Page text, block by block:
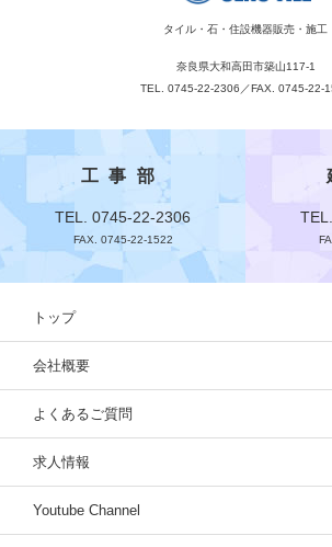
タイル・石・住設機器販売・施工
奈良県大和高田市築山117-1
TEL. 0745-22-2306／FAX. 0745-22-
工事部
TEL. 0745-22-2306
FAX. 0745-22-1522
トップ
会社概要
よくあるご質問
求人情報
Youtube Channel